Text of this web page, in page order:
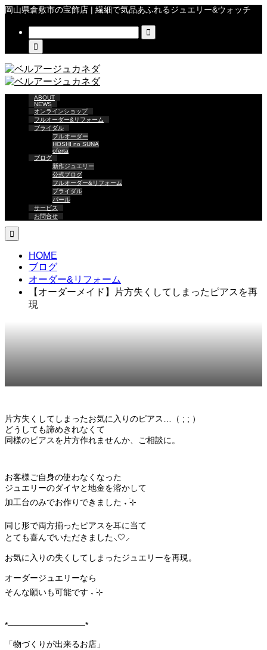
岡山県倉敷市の宝飾店 | 繊細で気品あふれるジュエリー&ウォッチ


ABOUT
NEWS
オンラインショップ
フルオーダー&リフォーム
ブライダル
フルオーダー
HOSHI no SUNA
oferta
ブログ
新作ジュエリー
公式ブログ
フルオーダー&リフォーム
ブライダル
パール
サービス
お問合せ

HOME
ブログ
オーダー&リフォーム
【オーダーメイド】片方失くしてしまったピアスを再
現
片方失くしてしまったお気に入りのピアス…（ ; ; ）
どうしても諦めきれなくて
同様のピアスを片方作れませんか、ご相談に。
お客様ご自身の使わなくなった
ジュエリーのダイヤと地金を溶かして
加工台のみでお作りできました ˖ ࣪⊹
同じ形で両方揃ったピアスを耳に当て
とても喜んでいただきました⸜🤍⸝‍
お気に入りの失くしてしまったジュエリーを再現。
オーダージュエリーなら
そんな願いも可能です ˖ ࣪⊹
*─────────────*
「物づくりが出来るお店」